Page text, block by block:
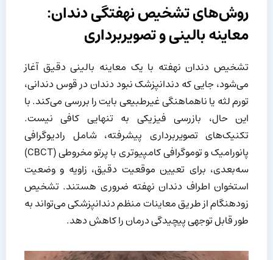
روش‌های تشخیص نهفتگی دندان:
معاینه بالینی و تصویربرداری
تشخیص دندان نهفته با یک معاینه بالینی دقیق آغاز
می‌شود، جایی که دندانپزشک نبود دندان در قوس دندانی،
تورم لثه یا ناهماهنگی غیرطبیعی بایت را بررسی می‌کند. با
این حال، بازرسی فیزیکی به تنهایی کافی نیست.
تکنیک‌های تصویربرداری پیشرفته، شامل رادیوگرافی
پانورامیک و توموگرافی کامپیوتری با پرتو مخروطی (CBCT)
سه‌بعدی، برای تعیین موقعیت دقیق، زاویه و وضعیت
استخوان اطراف دندان نهفته ضروری هستند. تشخیص
زودهنگام از طریق معاینات منظم دندانپزشکی می‌تواند به
طور قابل توجهی پیچیدگی درمان را کاهش دهد.